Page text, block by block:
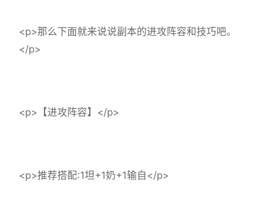
<p>那么下面就来说说副本的进攻阵容和技巧吧。
</p>
<p>【进攻阵容】</p>
<p>推荐搭配:1坦+1奶+1输自</p>